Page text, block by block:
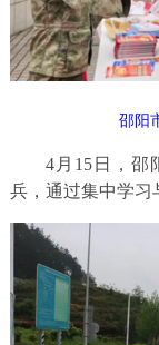
邵阳
4月15日，邵
兵，通过集中学习